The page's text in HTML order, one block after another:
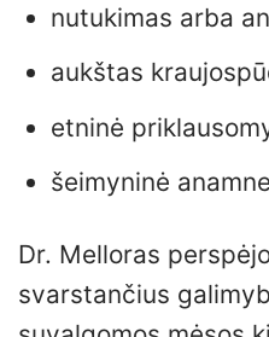
nutukimas arba
aukštas
etninė
šeimyninė
Dr. Melloras
svarstančius